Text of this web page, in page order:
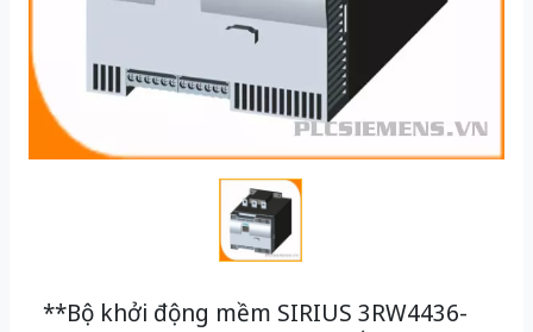
**Bộ khởi động mềm SIRIUS 3RW4436-